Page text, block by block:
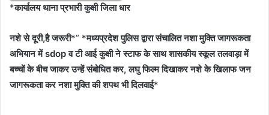
*कार्यालय थाना प्रभारी कुक्षी जिला धार
नशे से दूरी,है जरूरी*” *मध्यप्रदेश पुलिस द्वारा संचालित नशा मुक्ति जागरूकता
अभियान में sdop व टी आई कुक्षी ने स्टाफ के साथ शासकीय स्कूल तलवाड़ा में
बच्चों के बीच जाकर उन्हें संबोधित कर, लघु फिल्म दिखाकर नशे के खिलाफ जन
जागरूकता कर नशा मुक्ति की शपथ भी दिलवाई*